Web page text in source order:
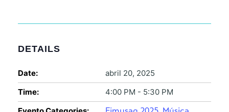
DETAILS
Date:
abril 20, 2025
Time:
4:00 PM - 5:30 PM